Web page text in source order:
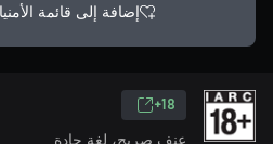
إضافة إلى قائمة
18+
عنف صريح، لغة حادة